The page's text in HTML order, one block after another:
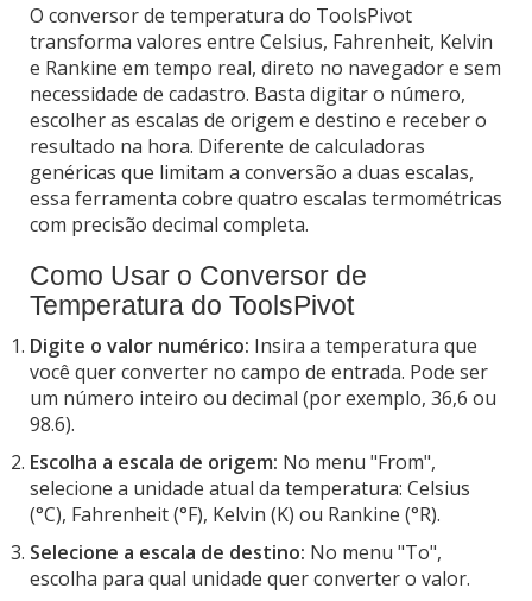
O conversor de temperatura do ToolsPivot
transforma valores entre Celsius, Fahrenheit, Kelvin
e Rankine em tempo real, direto no navegador e sem
necessidade de cadastro. Basta digitar o número,
escolher as escalas de origem e destino e receber o
resultado na hora. Diferente de calculadoras
genéricas que limitam a conversão a duas escalas,
essa ferramenta cobre quatro escalas termométricas
com precisão decimal completa.
Como Usar o Conversor de
Temperatura do ToolsPivot
Digite o valor numérico: Insira a temperatura que
você quer converter no campo de entrada. Pode ser
um número inteiro ou decimal (por exemplo, 36,6 ou
98.6).
Escolha a escala de origem: No menu "From",
selecione a unidade atual da temperatura: Celsius
(°C), Fahrenheit (°F), Kelvin (K) ou Rankine (°R).
Selecione a escala de destino: No menu "To",
escolha para qual unidade quer converter o valor.